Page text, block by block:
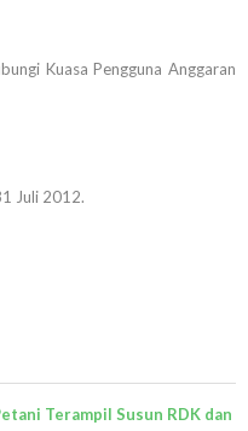
Kuasa Pengguna Anggaran
Juli 2012.
Terampil Susun RDK dan